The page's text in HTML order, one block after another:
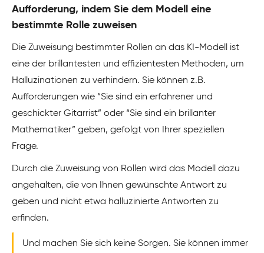
Aufforderung, indem Sie dem Modell eine
bestimmte Rolle zuweisen
Die Zuweisung bestimmter Rollen an das KI-Modell ist
eine der brillantesten und effizientesten Methoden, um
Halluzinationen zu verhindern. Sie können z.B.
Aufforderungen wie “Sie sind ein erfahrener und
geschickter Gitarrist” oder “Sie sind ein brillanter
Mathematiker” geben, gefolgt von Ihrer speziellen
Frage.
Durch die Zuweisung von Rollen wird das Modell dazu
angehalten, die von Ihnen gewünschte Antwort zu
geben und nicht etwa halluzinierte Antworten zu
erfinden.
Und machen Sie sich keine Sorgen. Sie können immer